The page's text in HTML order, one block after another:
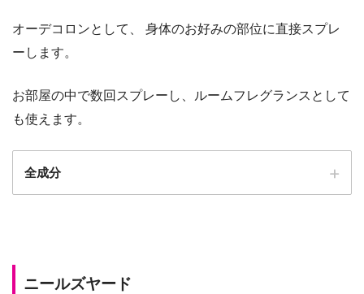
オーデコロンとして、 身体のお好みの部位に直接スプレ
ーします。
お部屋の中で数回スプレーし、ルームフレグランスとして
も使えます。
全成分
ニールズヤード